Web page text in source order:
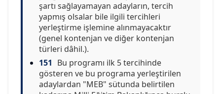
şartı sağlayamayan adayların, tercih
yapmış olsalar bile ilgili tercihleri
yerleştirme işlemine alınmayacaktır
(genel kontenjan ve diğer kontenjan
türleri dâhil.).
151 Bu programı ilk 5 tercihinde
gösteren ve bu programa yerleştirilen
adaylardan "MEB" sütunda belirtilen